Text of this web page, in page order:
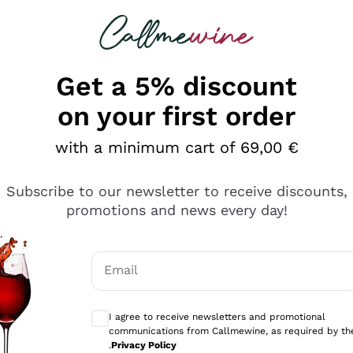
looking for
diversi e con un ampio range di prezzo. Le
Get a 5% discount
on your first order
with a minimum cart of 69,00 €
Subscribe to our newsletter to receive discounts,
promotions and news every day!
Email
I agree to receive newsletters and promotional
communications from Callmewine, as required by
.Privacy Policy